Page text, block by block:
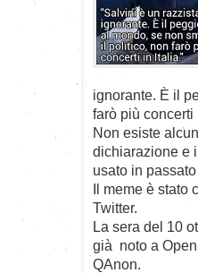
ignorante. È il
farò più concerti
Non esiste
dichiarazione e
usato in
Il meme è stato
Twitter.
La sera del 10
già noto a
QAnon.